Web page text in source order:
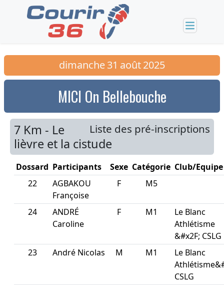
dimanche31 août2025
MICI On Bellebouche
Liste des pré-inscriptions
7 Km - Le
lièvre et la cistude
Dossard Participants Sexe Catégorie Club/Equipe
22
AGBAKOU
Françoise
F M5
24
ANDRÉ
Caroline
F M1
Le Blanc
Athlétisme
&#x2F; CSLG
23
André Nicolas M M1
Le Blanc
CSLG